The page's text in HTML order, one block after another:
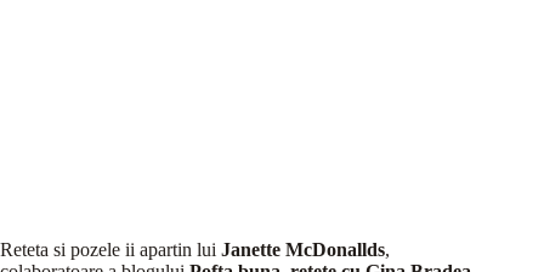
Reteta si pozele ii apartin lui Janette McDonallds,